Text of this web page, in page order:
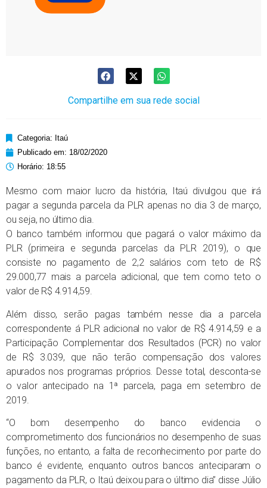
Compartilhe em sua rede social
Categoria: Itaú
Publicado em: 18/02/2020
Horário: 18:55
Mesmo com maior lucro da história, Itaú divulgou que irá
pagar a segunda parcela da PLR apenas no dia 3 de março,
ou seja, no último dia.
O banco também informou que pagará o valor máximo da
PLR (primeira e segunda parcelas da PLR 2019), o que
consiste no pagamento de 2,2 salários com teto de R$
29.000,77 mais a parcela adicional, que tem como teto o
valor de R$ 4.914,59.
Além disso, serão pagas também nesse dia a parcela
correspondente á PLR adicional no valor de R$ 4.914,59 e a
Participação Complementar dos Resultados (PCR) no valor
de R$ 3.039, que não terão compensação dos valores
apurados nos programas próprios. Desse total, desconta-se
o valor antecipado na 1ª parcela, paga em setembro de
2019.
“O bom desempenho do banco evidencia o
comprometimento dos funcionários no desempenho de suas
funções, no entanto, a falta de reconhecimento por parte do
banco é evidente, enquanto outros bancos anteciparam o
pagamento da PLR, o Itaú deixou para o último dia” disse Júlio